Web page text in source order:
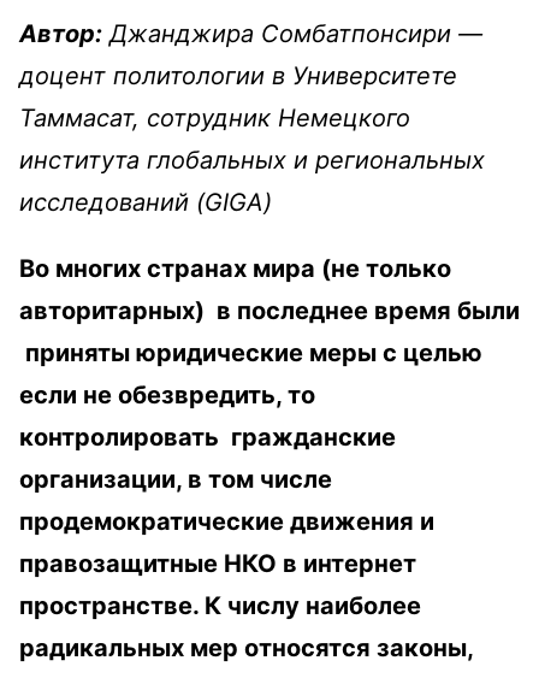
Автор: Джанджира Сомбатпонсири —
доцент политологии в Университете
Таммасат, сотрудник Немецкого
института глобальных и региональных
исследований (GIGA)
Во многих странах мира (не только
авторитарных) в последнее время были
приняты юридические меры с целью
если не обезвредить, то
контролировать гражданские
организации, в том числе
продемократические движения и
правозащитные НКО в интернет
пространстве. К числу наиболее
радикальных мер относятся законы,